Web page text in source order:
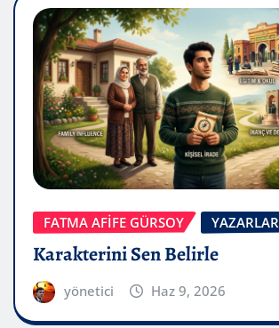
FATMA AFİFE GÜRSOY YAZARLAR
Karakterini Sen Belirle
yönetici Haz 9, 2026